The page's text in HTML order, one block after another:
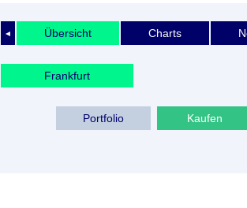
◄ Übersicht Charts
Frankfurt
Kaufen
Portfolio